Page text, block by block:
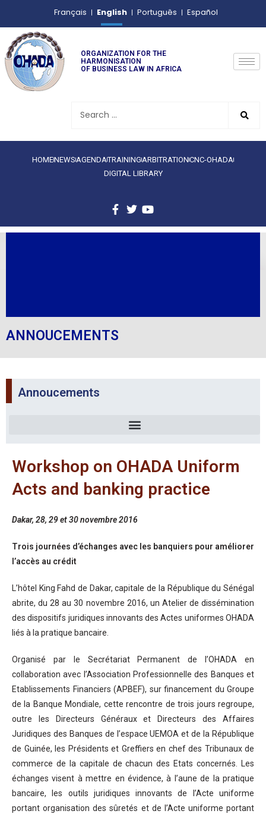
Français English Português Español
ORGANIZATION FOR THE
HARMONISATION
OF BUSINESS LAW IN AFRICA
HOMENEWS AGENDATRAINING ARBITRATIONCNC-OHADA
DIGITAL LIBRARY
ANNOUCEMENTS
Annoucements
Workshop on OHADA Uniform
Acts and banking practice
Dakar, 28, 29 et 30 novembre 2016
Trois journées d’échanges avec les banquiers pour améliorer
l’accès au crédit
L’hôtel King Fahd de Dakar, capitale de la République du Sénégal
abrite, du 28 au 30 novembre 2016, un Atelier de dissémination
des dispositifs juridiques innovants des Actes uniformes OHADA
liés à la pratique bancaire.
Organisé par le Secrétariat Permanent de l’OHADA en
collaboration avec l’Association Professionnelle des Banques et
Etablissements Financiers (APBEF), sur financement du Groupe
de la Banque Mondiale, cette rencontre de trois jours regroupe,
outre les Directeurs Généraux et Directeurs des Affaires
Juridiques des Banques de l’espace UEMOA et de la République
de Guinée, les Présidents et Greffiers en chef des Tribunaux de
commerce de la capitale de chacun des Etats concernés. Les
échanges visent à mettre en évidence, à l’aune de la pratique
bancaire, les outils juridiques innovants de l’Acte uniforme
portant organisation des sûretés et de l’Acte uniforme portant